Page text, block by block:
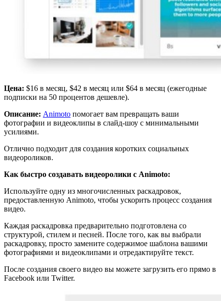
Цена: $16 в месяц, $42 в месяц или $64 в месяц (ежегодные
подписки на 50 процентов дешевле).
Описание: Animoto помогает вам превращать ваши
фотографии и видеоклипы в слайд-шоу с минимальными
усилиями.
Отлично подходит для создания коротких социальных
видеороликов.
Как быстро создавать видеоролики с Animoto:
Используйте одну из многочисленных раскадровок,
предоставленную Animoto, чтобы ускорить процесс создания
видео.
Каждая раскадровка предварительно подготовлена со
структурой, стилем и песней. После того, как вы выбрали
раскадровку, просто замените содержимое шаблона вашими
фотографиями и видеоклипами и отредактируйте текст.
После создания своего видео вы можете загрузить его прямо в
Facebook или Twitter.